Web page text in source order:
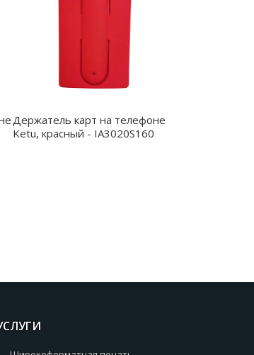
Держатель карт на телефоне
Ketu, красный - IA3020S160